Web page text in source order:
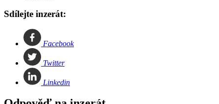
Sdílejte inzerát:
Facebook
Twitter
Linkedin